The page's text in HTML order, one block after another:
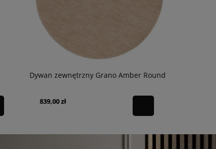
Dywan zewnętrzny Grano Amber Round
839,00 zł